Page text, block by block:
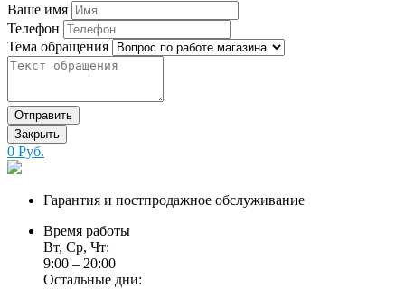
Ваше имя
Телефон
Тема обращения
Отправить
Закрыть
0 Руб.
Гарантия и постпродажное обслуживание
Время работы
Вт, Ср, Чт:
9:00 – 20:00
Остальные дни: